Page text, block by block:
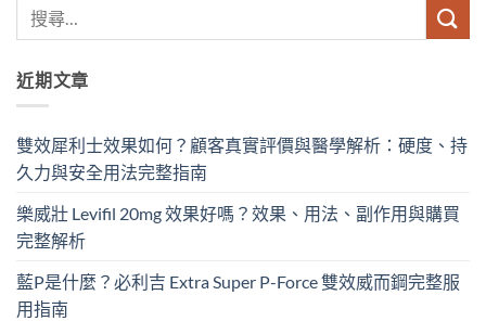
近期文章
雙效犀利士效果如何？顧客真實評價與醫學解析：硬度、持
久力與安全用法完整指南
樂威壯 Levifil 20mg 效果好嗎？效果、用法、副作用與購買
完整解析
藍P是什麼？必利吉 Extra Super P-Force​ 雙效威而鋼完整服
用指南